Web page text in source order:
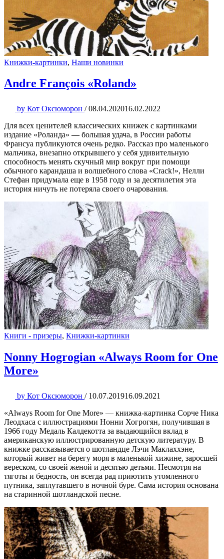
Книжки-картинки, Наши новинки
Andre François «Roland»
by Кот Оксюморон / 08.04.202016.02.2022
Для всех ценителей классических книжек с картинками
издание «Роланда» — большая удача, в России работы
Франсуа публикуются очень редко. Рассказ про маленького
мальчика, внезапно открывшего у себя удивительную
способность менять скучный мир вокруг при помощи
обычного карандаша и волшебного слова «Crack!», Нелли
Стефан придумала еще в 1958 году и за десятилетия эта
история ничуть не потеряла своего очарования.
Книги - призеры, Книжки-картинки
Nonny Hogrogian «Always Room for One
More»
by Кот Оксюморон / 10.07.201916.09.2021
«Always Room for One More» — книжка-картинка Сорче Ника
Леодхаса с иллюстрациями Нонни Хогрогян, получившая в
1966 году Медаль Калдекотта за выдающийся вклад в
американскую иллюстрированную детскую литературу. В
книжке рассказывается о шотландце Лэчи Маклаххэне,
который живет на берегу моря в маленькой хижине, заросшей
вереском, со своей женой и десятью детьми. Несмотря на
тяготы и бедность, он всегда рад приютить утомленного
путника, заплутавшего в ночной буре. Сама история основана
на старинной шотландской песне.